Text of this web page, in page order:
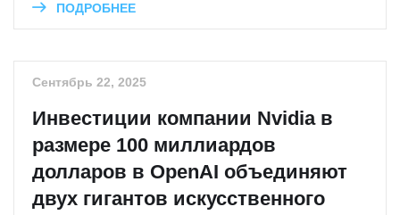
ПОДРОБНЕЕ
Сентябрь 22, 2025
Инвестиции компании Nvidia в
размере 100 миллиардов
долларов в OpenAI объединяют
двух гигантов искусственного